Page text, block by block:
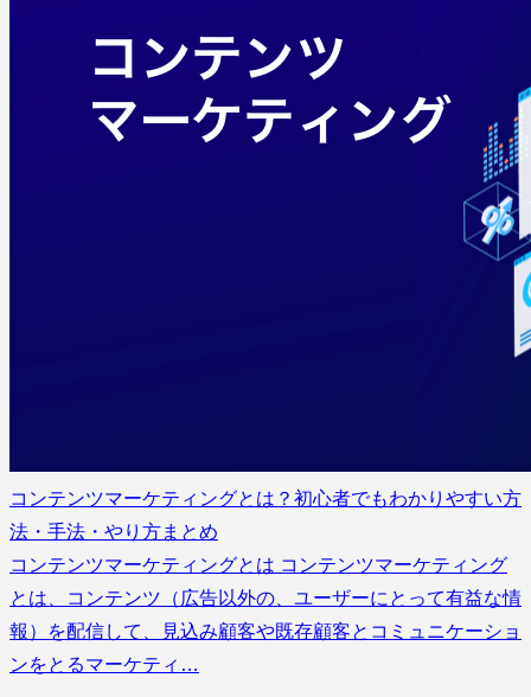
コンテンツマーケティングとは？初心者でもわかりやすい方
法・手法・やり方まとめ
コンテンツマーケティングとは コンテンツマーケティング
とは、コンテンツ（広告以外の、ユーザーにとって有益な情
報）を配信して、見込み顧客や既存顧客とコミュニケーショ
ンをとるマーケティ…